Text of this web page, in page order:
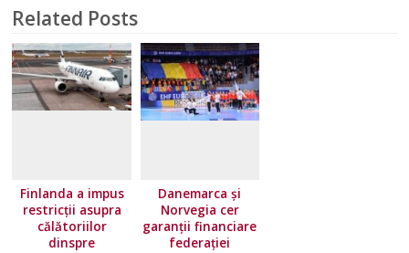
Related Posts
Finlanda a impus
restricţii asupra
călătoriilor
dinspre
Danemarca și
Norvegia cer
garanții financiare
federației